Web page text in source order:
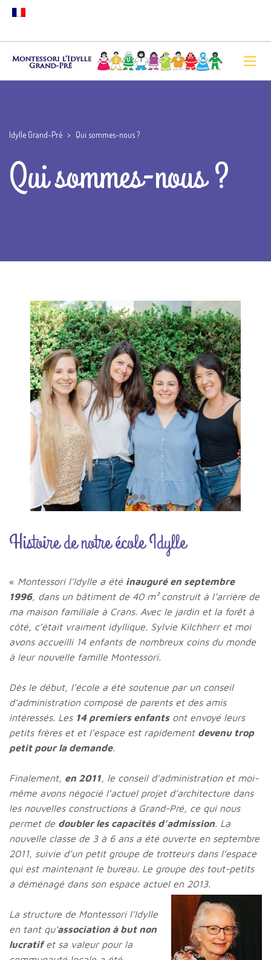
Idylle Grand-Pré > Qui sommes-nous ?
Qui sommes-nous ?
Histoire de notre école Idylle
« Montessori l’Idylle a été inauguré en septembre
1996, dans un bâtiment de 40 m² construit à l’arrière de
ma maison familiale à Crans. Avec le jardin et la forêt à
côté, c’était vraiment idyllique. Sylvie Kilchherr et moi
avons accueilli 14 enfants de nombreux coins du monde
à leur nouvelle famille Montessori.
Dès le début, l’école a été soutenue par un conseil
d’administration composé de parents et des amis
intéressés. Les 14 premiers enfantsont envoyé leurs
petits frères et et l’espace est rapidement devenu trop
petit pour la demande.
Finalement, en 2011, le conseil d’administration et moi-
même avons négocié l’actuel projet d’architecture dans
les nouvelles constructions à Grand-Pré, ce qui nous
permet de doubler les capacités d’admission. La
nouvelle classe de 3 à 6 ans a été ouverte en septembre
2011, suivie d’un petit groupe de trotteurs dans l’espace
qui est maintenant le bureau. Le groupe des tout-petits
a déménagé dans son espace actuel en 2013.
La structure de Montessori l’Idylle
en tant qu’association à but non
lucratifet sa valeur pour la